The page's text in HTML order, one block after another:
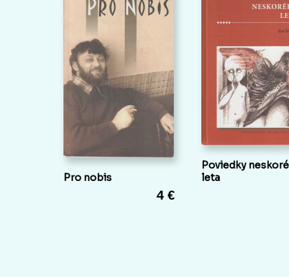
Pro nobis
4 €
Poviedky
leta